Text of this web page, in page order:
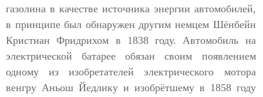
газолина в качестве источника энергии автомобилей,
в принципе был обнаружен другим немцем Шёнбейн
Кристиан Фридрихом в 1838 году. Автомобиль на
электрической батарее обязан своим появлением
одному из изобретателей электрического мотора
венгру Аньош Йедлику и изобрётшему в 1858 году